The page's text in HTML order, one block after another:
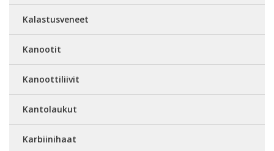
Kalastusveneet
Kanootit
Kanoottiliivit
Kantolaukut
Karbiinihaat